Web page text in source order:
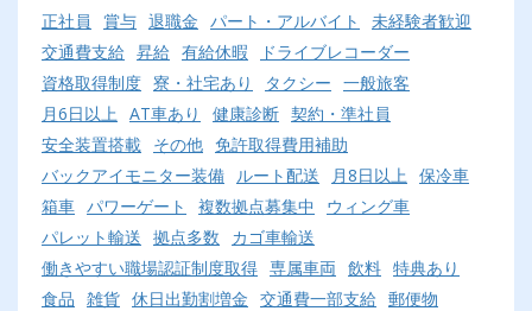
正社員 賞与 退職金 パート・アルバイト
未経験者歓迎
交通費支給 昇給 有給休暇
ドライブレコーダー
資格取得制度 寮・社宅あり タクシー 一般旅客
月6日以上
AT車あり 健康診断 契約・準社員
安全装置搭載
その他 免許取得費用補助
バックアイモニター装備
ルート配送 月8日以上
保冷車
箱車 パワーゲート 複数拠点募集中
ウィング車
パレット輸送 拠点多数
カゴ車輸送
働きやすい職場認証制度取得 専属車両 飲料 特典あり
食品 雑貨 休日出勤割増金 交通費一部支給 郵便物